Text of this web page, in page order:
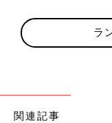
ラ
関連記事